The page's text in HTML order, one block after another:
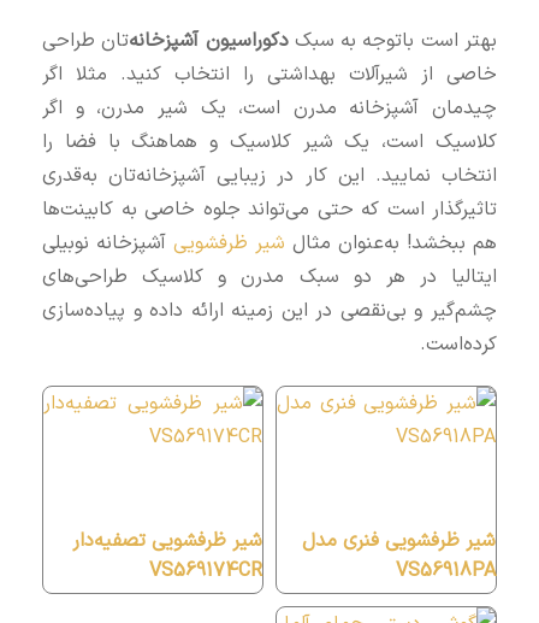
بهتر است باتوجه به سبکدکوراسیون آشپزخانه‌تان طراحی
خاصی از شیرآلات بهداشتی را انتخاب کنید. مثلا اگر
چیدمان آشپزخانه مدرن است، یک شیر مدرن، و اگر
کلاسیک است، یک شیر کلاسیک و هماهنگ با فضا را
انتخاب نمایید. این کار در زیبایی آشپزخانه‌تان به‌قدری
تاثیرگذار است که حتی می‌تواند جلوه خاصی به کابینت‌ها
هم ببخشد! به‎‌عنوان مثال
شیر ظرفشویی آشپزخانه نوبیلی
ایتالیا در هر دو سبک مدرن و کلاسیک طراحی‌های
چشم‌گیر و بی‌نقصی در این زمینه ارائه داده و پیاده‌سازی
کرده‌است.
شیر ظرفشویی فنری مدل
VS56918PA
شیر ظرفشویی تصفیه‌دار
VS569174CR